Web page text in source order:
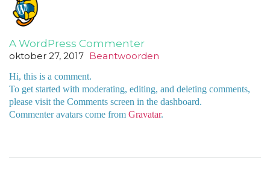
A WordPress Commenter
oktober 27, 2017 Beantwoorden
Hi, this is a comment.
To get started with moderating, editing, and deleting comments,
please visit the Comments screen in the dashboard.
Commenter avatars come from Gravatar.